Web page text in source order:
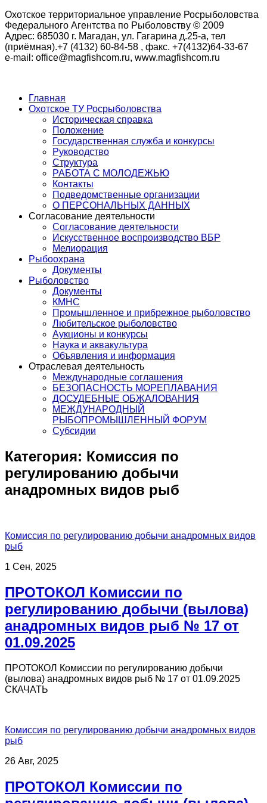
Охотское территориальное управление Росрыболовства
Федерального Агентства по Рыболовству © 2009
Адрес: 685030 г. Магадан, ул. Гагарина д.25-а, тел
(приёмная).+7 (4132) 60-84-58 , факс. +7(4132)64-33-67
e-mail: office@magfishcom.ru, www.magfishcom.ru
Главная
Охотское ТУ Росрыболовства
Историческая справка
Положение
Государственная служба и конкурсы
Руководство
Структура
РАБОТА С МОЛОДЕЖЬЮ
Контакты
Подведомственные организации
О ПЕРСОНАЛЬНЫХ ДАННЫХ
Согласование деятельности
Согласование деятельности
Искусственное воспроизводство ВБР
Мелиорация
Рыбоохрана
Документы
Рыболовство
Документы
КМНС
Промышленное и прибрежное рыболовство
Любительское рыболовство
Аукционы и конкурсы
Наука и аквакультура
Объявления и информация
Отраслевая деятельность
Международные соглашения
БЕЗОПАСНОСТЬ МОРЕПЛАВАНИЯ
ДОСУДЕБНЫЕ ОБЖАЛОВАНИЯ
МЕЖДУНАРОДНЫЙ
РЫБОПРОМЫШЛЕННЫЙ ФОРУМ
Субсидии
Категория: Комиссия по
регулированию добычи
анадромных видов рыб
Комиссия по регулированию добычи анадромных видов
рыб
1 Сен, 2025
ПРОТОКОЛ Комиссии по
регулированию добычи (вылова)
анадромных видов рыб № 17 от
01.09.2025
ПРОТОКОЛ Комиссии по регулированию добычи
(вылова) анадромных видов рыб № 17 от 01.09.2025
СКАЧАТЬ
Комиссия по регулированию добычи анадромных видов
рыб
26 Авг, 2025
ПРОТОКОЛ Комиссии по